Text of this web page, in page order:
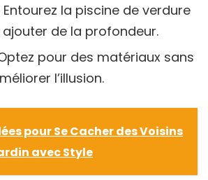
Entourez la piscine de verdure
de la profondeur.
pour des matériaux sans
l’illusion.
pour Se Cacher des Voisins
avec Style